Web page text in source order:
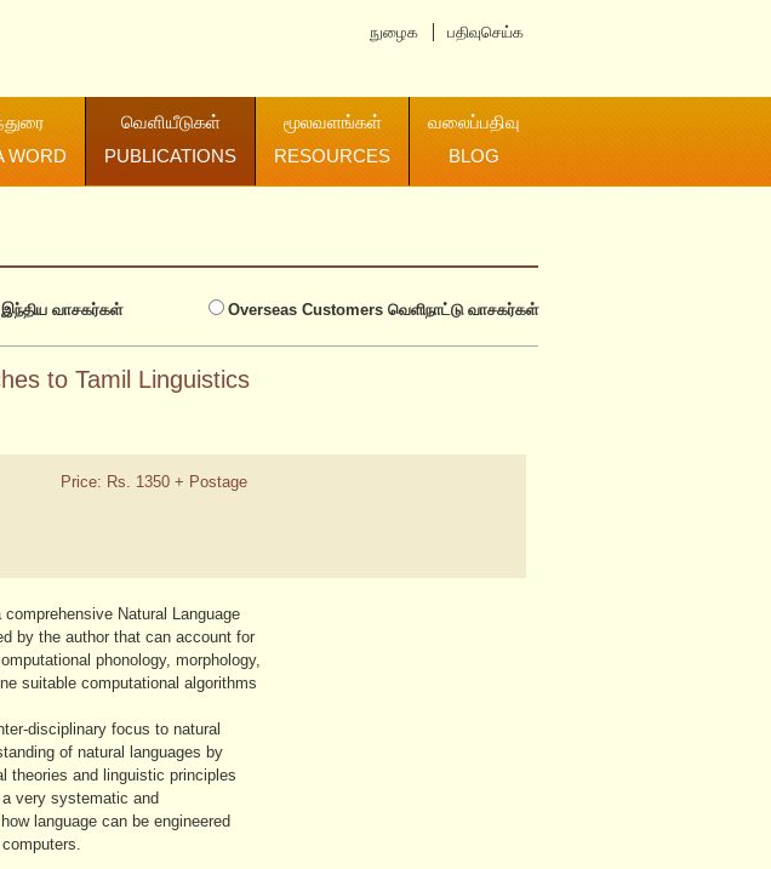
WORD
வெளியீடுகள்
PUBLICATIONS
மூலவளங்கள்
RESOURCES
வலைப்பதிவு
BLOG
நுழைக பதிவுசெய்க
இந்திய வாசகர்கள் Overseas Customers வெளிநாட்டு வாசகர்கள்
to Tamil Linguistics
Price: Rs. 1350 + Postage
Natural Language
by the author that can account for
phonology, morphology,
suitable computational algorithms
disciplinary focus to natural
of natural languages by
theories and linguistic principles
very systematic and
language can be engineered